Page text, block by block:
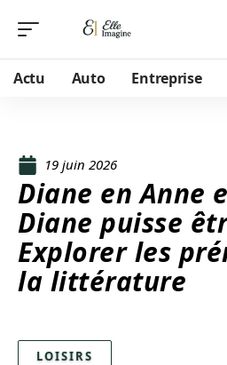
Actu Auto Entreprise
19 juin 2026
Diane en Anne
Diane puisse
Explorer les
la littérature
LOISIRS